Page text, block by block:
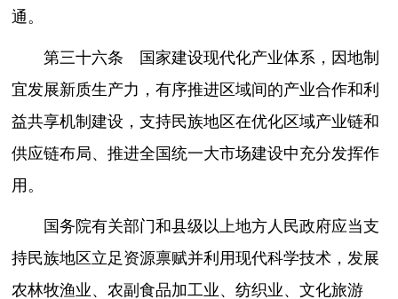
通。
第三十六条 国家建设现代化产业体系，因地制
宜发展新质生产力，有序推进区域间的产业合作和利
益共享机制建设，支持民族地区在优化区域产业链和
供应链布局、推进全国统一大市场建设中充分发挥作
用。
国务院有关部门和县级以上地方人民政府应当支
持民族地区立足资源禀赋并利用现代科学技术，发展
农林牧渔业、农副食品加工业、纺织业、文化旅游